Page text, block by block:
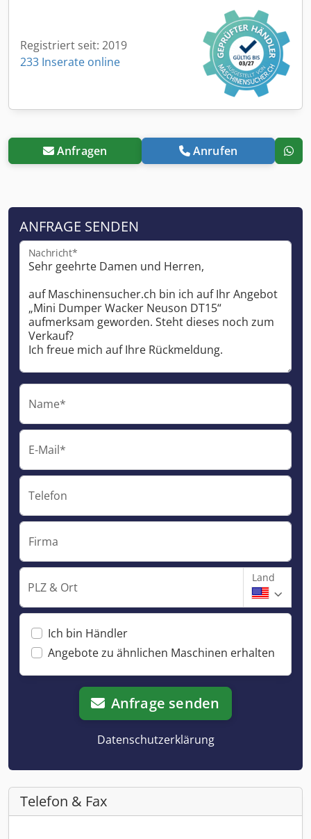
Registriert seit: 2019
233 Inserate online
Anfragen Anrufen
ANFRAGE SENDEN
Nachricht*
Name*
E-Mail*
Telefon
Firma
PLZ & Ort
Land
Ich bin Händler
Angebote zu ähnlichen Maschinen erhalten
Anfrage senden
Datenschutzerklärung
Telefon & Fax